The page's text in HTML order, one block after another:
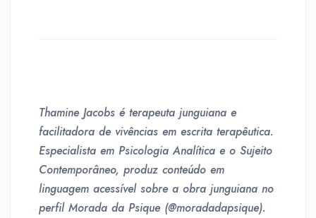
Thamine Jacobs é terapeuta junguiana e
facilitadora de vivências em escrita terapêutica.
Especialista em Psicologia Analítica e o Sujeito
Contemporâneo, produz conteúdo em
linguagem acessível sobre a obra junguiana no
perfil Morada da Psique (@moradadapsique).